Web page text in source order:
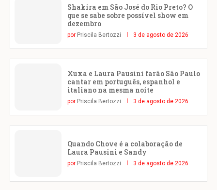
Shakira em São José do Rio Preto? O
que se sabe sobre possível show em
dezembro
por Priscila Bertozzi 3 de agosto de 2026
Xuxa e Laura Pausini farão São Paulo
cantar em português, espanhol e
italiano na mesma noite
por Priscila Bertozzi 3 de agosto de 2026
Quando Chove é a colaboração de
Laura Pausini e Sandy
por Priscila Bertozzi 3 de agosto de 2026